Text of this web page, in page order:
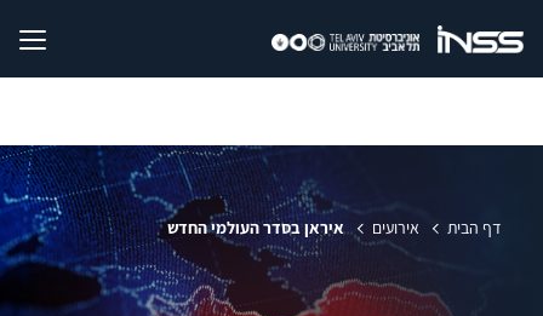
דף הבית אירועים איראן בסדר העולמי החדש